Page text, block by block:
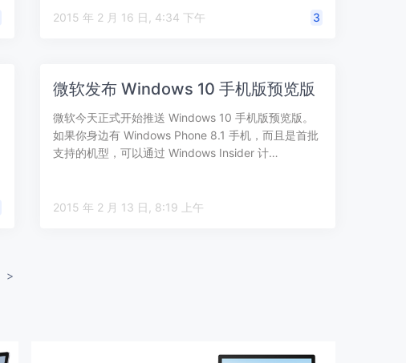
2015 年 2 月 16 日, 4:34 下午
3
微软发布 Windows 10 手机版预览版
微软今天正式开始推送 Windows 10 手机版预览版。
如果你身边有 Windows Phone 8.1 手机，而且是首批
支持的机型，可以通过 Windows Insider 计…
2015 年 2 月 13 日, 8:19 上午
>